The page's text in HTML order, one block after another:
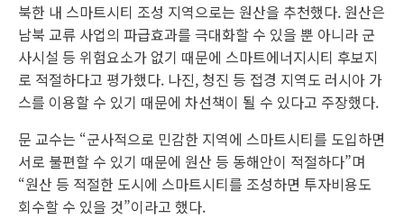
북한 내 스마트시티 조성 지역으로는 원산을 추천했다. 원산은
남북 교류 사업의 파급효과를 극대화할 수 있을 뿐 아니라 군
사시설 등 위험요소가 없기 때문에 스마트에너지시티 후보지
로 적절하다고 평가했다. 나진, 청진 등 접경 지역도 러시아 가
스를 이용할 수 있기 때문에 차선책이 될 수 있다고 주장했다.
문 교수는 “군사적으로 민감한 지역에 스마트시티를 도입하면
서로 불편할 수 있기 때문에 원산 등 동해안이 적절하다”며
“원산 등 적절한 도시에 스마트시티를 조성하면 투자비용도
회수할 수 있을 것”이라고 했다.